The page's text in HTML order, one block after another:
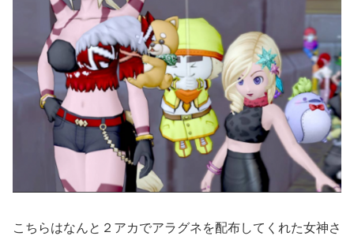
こちらはなんと２アカでアラグネを配布してくれた女神さ